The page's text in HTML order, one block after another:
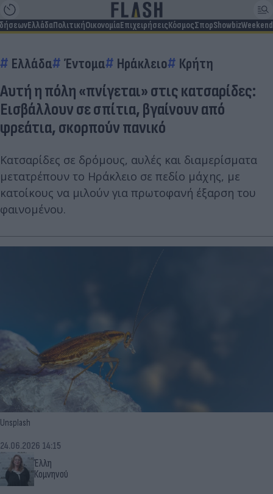
ΕλλάδαΠολιτικήΟικονομίαΕπιχειρήσειςΚόσμοςΣπορShowbizWeekend
Ελλάδα Έντομα Ηράκλειο Κρήτη
Αυτή η πόλη «πνίγεται» στις κατσαρίδες:
Εισβάλλουν σε σπίτια, βγαίνουν από
φρεάτια, σκορπούν πανικό
Κατσαρίδες σε δρόμους, αυλές και διαμερίσματα
μετατρέπουν το Ηράκλειο σε πεδίο μάχης, με
κατοίκους να μιλούν για πρωτοφανή έξαρση του
φαινομένου.
Unsplash
Έλλη
Κομνηνού
24.06.2026 14:15